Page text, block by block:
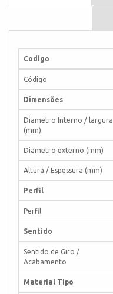
Codigo
Código
Dimensões
Diametro Interno / largura
(mm)
Diametro externo (mm)
Altura / Espessura (mm)
Perfil
Perfil
Sentido
Sentido de Giro /
Acabamento
Material Tipo